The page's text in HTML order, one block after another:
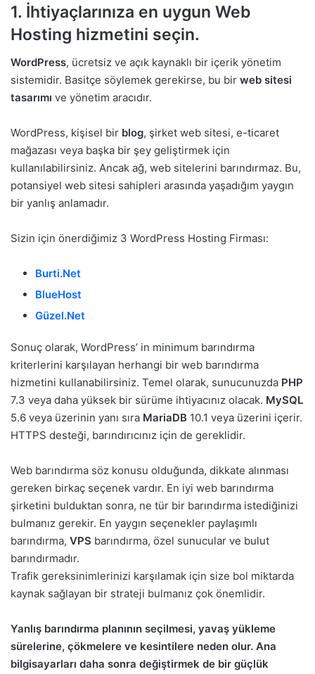
1. İhtiyaçlarınıza en uygun Web
Hosting hizmetini seçin.
WordPress, ücretsiz ve açık kaynaklı bir içerik yönetim
sistemidir. Basitçe söylemek gerekirse, bu bir web sitesi
tasarımı ve yönetim aracıdır.
WordPress, kişisel bir blog, şirket web sitesi, e-ticaret
mağazası veya başka bir şey geliştirmek için
kullanılabilirsiniz. Ancak ağ, web sitelerini barındırmaz. Bu,
potansiyel web sitesi sahipleri arasında yaşadığım yaygın
bir yanlış anlamadır.
Sizin için önerdiğimiz 3 WordPress Hosting Firması:
Burti.Net
BlueHost
Güzel.Net
Sonuç olarak, WordPress’ in minimum barındırma
kriterlerini karşılayan herhangi bir web barındırma
hizmetini kullanabilirsiniz. Temel olarak, sunucunuzda PHP
7.3 veya daha yüksek bir sürüme ihtiyacınız olacak. MySQL
5.6 veya üzerinin yanı sıra MariaDB 10.1 veya üzerini içerir.
HTTPS desteği, barındırıcınız için de gereklidir.
Web barındırma söz konusu olduğunda, dikkate alınması
gereken birkaç seçenek vardır. En iyi web barındırma
şirketini bulduktan sonra, ne tür bir barındırma istediğinizi
bulmanız gerekir. En yaygın seçenekler paylaşımlı
barındırma, VPS barındırma, özel sunucular ve bulut
barındırmadır.
Trafik gereksinimlerinizi karşılamak için size bol miktarda
kaynak sağlayan bir strateji bulmanız çok önemlidir.
Yanlış barındırma planının seçilmesi, yavaş yükleme
sürelerine, çökmelere ve kesintilere neden olur. Ana
bilgisayarları daha sonra değiştirmek de bir güçlük